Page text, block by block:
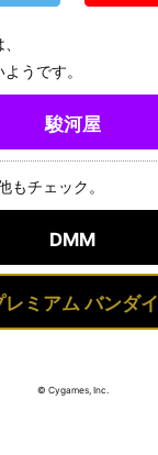
うです。
駿河屋
もチェック。
DMM
レミアム バンダイ
© Cygames, Inc.